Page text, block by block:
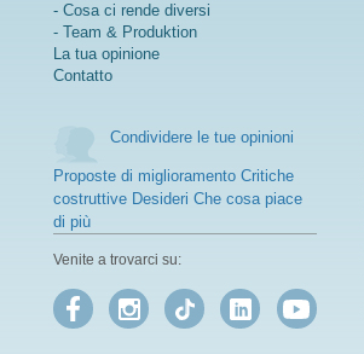
- Cosa ci rende diversi
- Team & Produktion
La tua opinione
Contatto
Condividere le tue opinioni
Proposte di miglioramento Critiche
costruttive Desideri Che cosa piace
di più
Venite a trovarci su: